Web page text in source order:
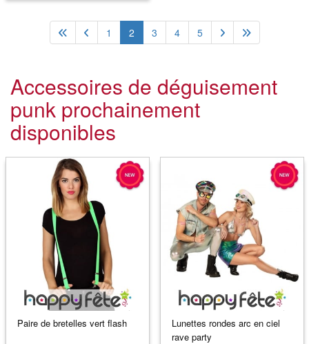
1 2 3 4 5
Accessoires de déguisement
punk prochainement
disponibles
Paire de bretelles vert flash
Lunettes rondes arc en ciel
rave party